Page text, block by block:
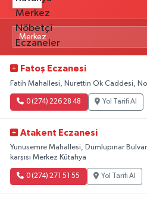
Fatoş Eczanesi
Fatih Mahallesi, Nurettin Ok Caddesi,
0 (274) 226 28 48 Yol Tarifi Al
Atakent Eczanesi
Yunusemre Mahallesi, Dumlupınar
karşısı Merkez Kütahya
0 (274) 271 51 55 Yol Tarifi Al